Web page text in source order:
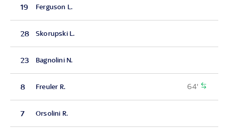
19 Ferguson L.
28 Skorupski L.
23 Bagnolini N.
8 Freuler R. 64'
7 Orsolini R.